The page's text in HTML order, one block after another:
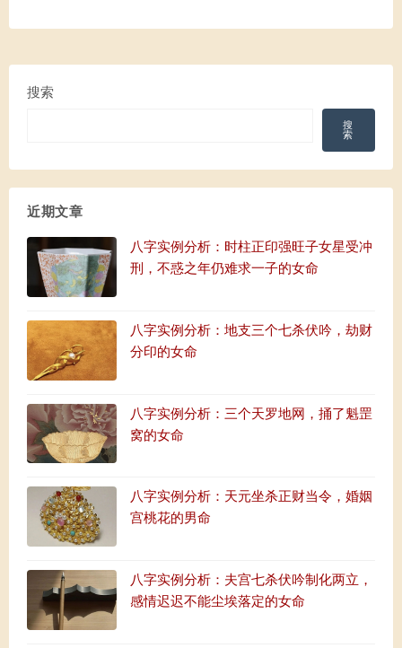
搜索
搜
索
近期文章
八字实例分析：时柱正印强旺子女星受冲
刑，不惑之年仍难求一子的女命
八字实例分析：地支三个七杀伏吟，劫财
分印的女命
八字实例分析：三个天罗地网，捅了魁罡
窝的女命
八字实例分析：天元坐杀正财当令，婚姻
宫桃花的男命
八字实例分析：夫宫七杀伏吟制化两立，
感情迟迟不能尘埃落定的女命